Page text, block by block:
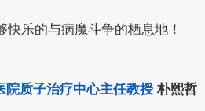
乐的与病魔斗争的栖息地！
院质子治疗中心主任教授 朴熙哲